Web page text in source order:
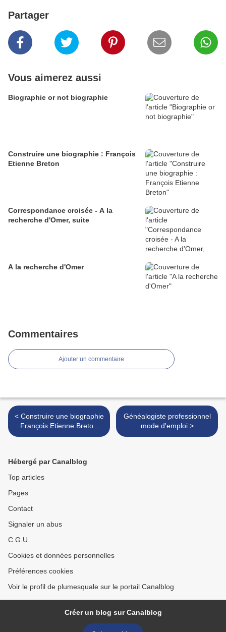
Partager
Vous aimerez aussi
Biographie or not biographie
Construire une biographie : François
Etienne Breton
Correspondance croisée - A la
recherche d'Omer, suite
A la recherche d'Omer
Commentaires
Ajouter un commentaire
< Construire une biographie
: François Etienne Breton -
suite
Généalogiste professionnel
mode d'emploi >
Hébergé par Canalblog
Top articles
Pages
Contact
Signaler un abus
C.G.U.
Cookies et données personnelles
Préférences cookies
Voir le profil de plumesquale sur le portail Canalblog
Créer un blog sur Canalblog